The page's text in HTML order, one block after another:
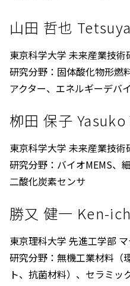
山田 哲也
東京科学大学 未来産業技術
研究分野：固体酸化物形燃
アクター、エネルギーデバ
栁田 保子
東京科学大学 未来産業技術
研究分野：バイオMEMS、
二酸化炭素センサ
勝又 健一 Ken-
東京理科大学 先進工学部
研究分野：無機工業材料（
ト、抗菌材料）、セラミッ